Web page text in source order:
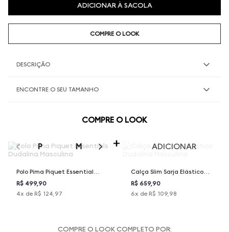
ADICIONAR À SACOLA
COMPRE O LOOK
DESCRIÇÃO
ENCONTRE O SEU TAMANHO
COMPRE O LOOK
P M G GG XGG
Polo Pima Piquet Essentials
Dudalina Masculina
R$ 499,90
4x de R$ 124,97
ADICIONAR
Calça Slim Sarja Elástico
Dudalina Masculina
R$ 659,90
6x de R$ 109,98
COMPRE O LOOK COMPLETO POR: